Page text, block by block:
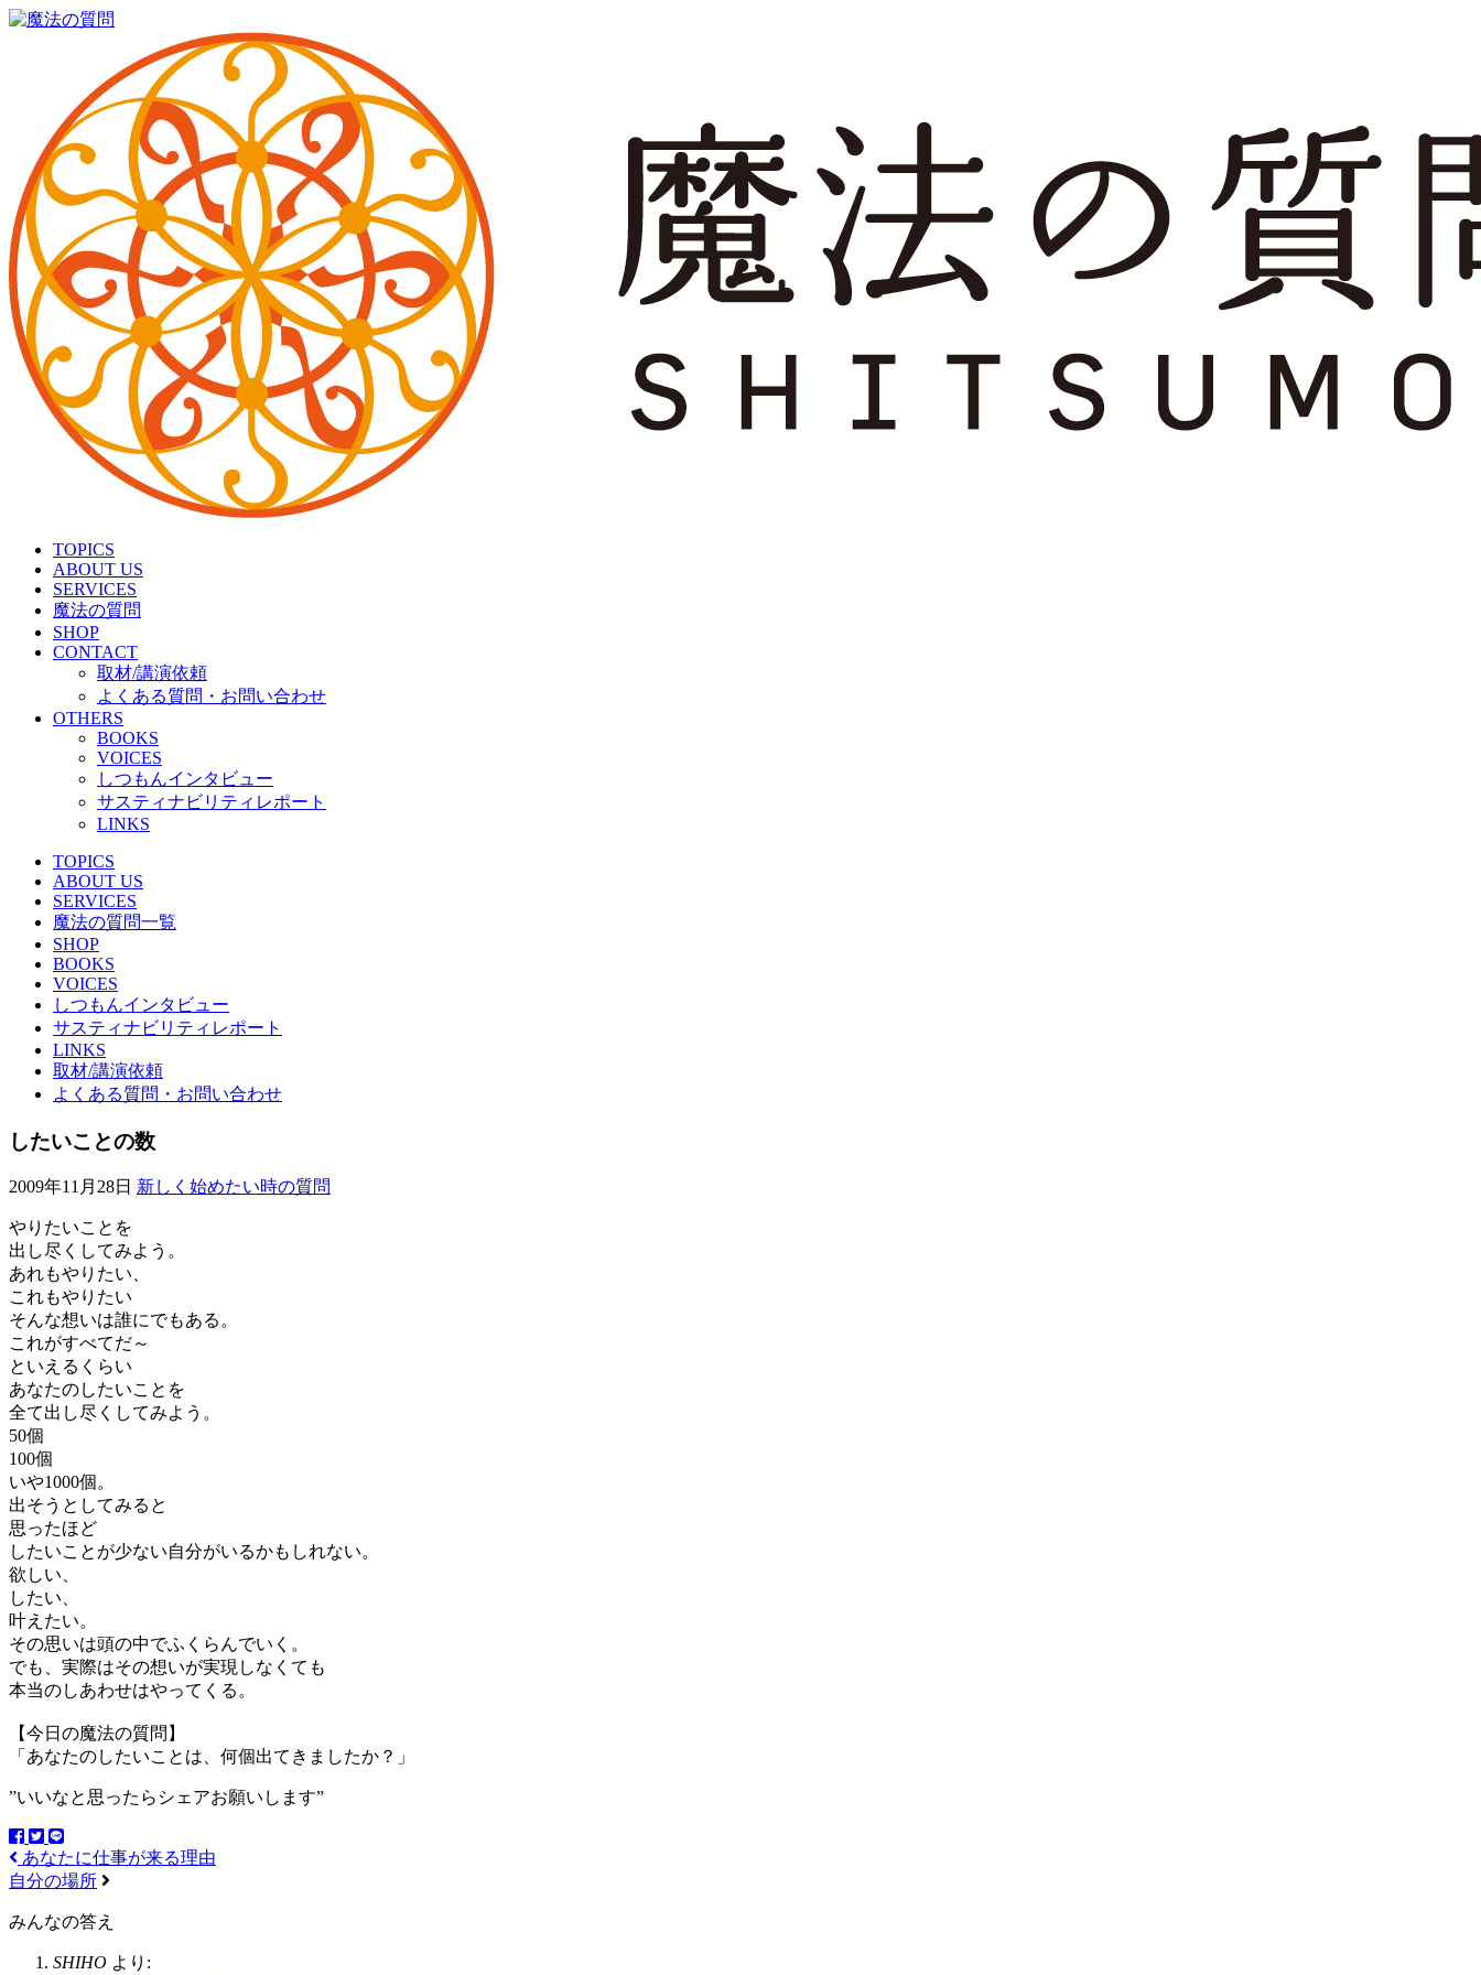
TOPICS
ABOUT US
SERVICES
魔法の質問
SHOP
CONTACT
取材/講演依頼
よくある質問・お問い合わせ
OTHERS
BOOKS
VOICES
しつもんインタビュー
サスティナビリティレポート
LINKS
TOPICS
ABOUT US
SERVICES
魔法の質問一覧
SHOP
BOOKS
VOICES
しつもんインタビュー
サスティナビリティレポート
LINKS
取材/講演依頼
よくある質問・お問い合わせ
したいことの数
2009年11月28日 新しく始めたい時の質問
やりたいことを
出し尽くしてみよう。
あれもやりたい、
これもやりたい
そんな想いは誰にでもある。
これがすべてだ～
といえるくらい
あなたのしたいことを
全て出し尽くしてみよう。
50個
100個
いや1000個。
出そうとしてみると
思ったほど
したいことが少ない自分がいるかもしれない。
欲しい、
したい、
叶えたい。
その思いは頭の中でふくらんでいく。
でも、実際はその想いが実現しなくても
本当のしあわせはやってくる。
【今日の魔法の質問】
「あなたのしたいことは、何個出てきましたか？」
”いいなと思ったらシェアお願いします”
あなたに仕事が来る理由
自分の場所
みんなの答え
SHIHO より: